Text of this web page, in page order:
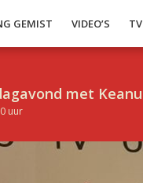
GEMIST VIDEO’S TV
met Keanu
uur